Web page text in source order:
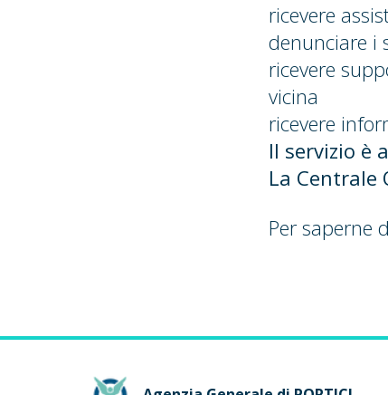
ricevere
denunciare i
ricevere
vicina
ricevere
Il servizio è
La Centrale
Per saperne